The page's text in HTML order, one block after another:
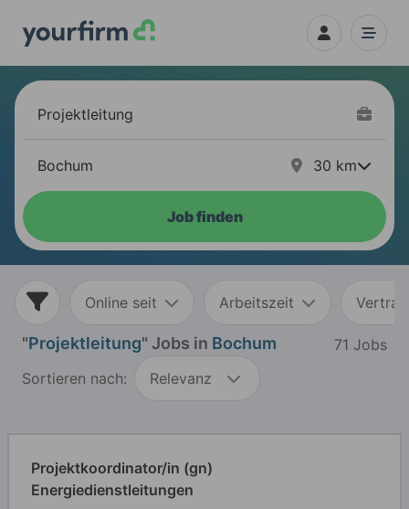
30 km
Job finden
Online seit Arbeitszeit
"Projektleitung" Jobs in Bochum
71 Jobs
Sortieren nach:
Relevanz
Projektkoordinator/in (gn)
Energiedienstleitungen